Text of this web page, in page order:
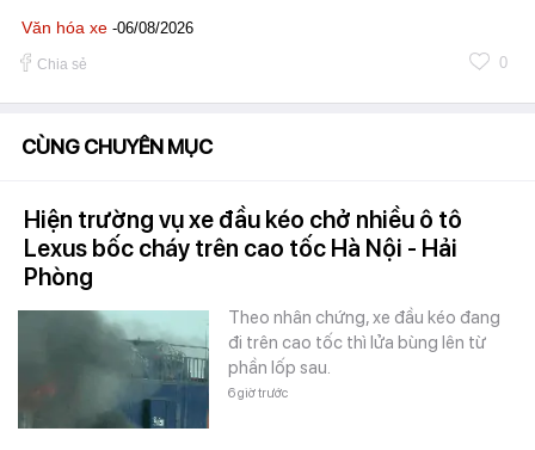
Văn hóa xe -06/08/2026
Chia sẻ 0
CÙNG CHUYÊN MỤC
Hiện trường vụ xe đầu kéo chở nhiều ô tô
Lexus bốc cháy trên cao tốc Hà Nội - Hải
Phòng
Theo nhân chứng, xe đầu kéo đang
đi trên cao tốc thì lửa bùng lên từ
phần lốp sau.
6 giờ trước